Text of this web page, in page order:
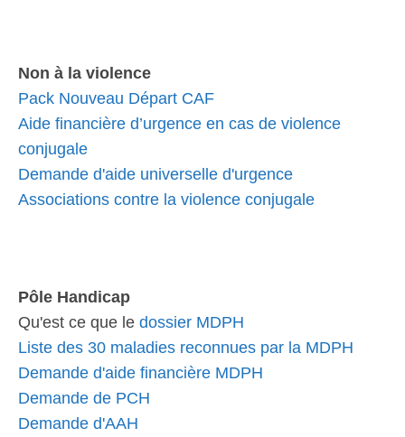
Non à la violence
Pack Nouveau Départ CAF
Aide financière d’urgence en cas de violence
conjugale
Demande d'aide universelle d'urgence
Associations contre la violence conjugale
Pôle Handicap
Qu'est ce que le dossier MDPH
Liste des 30 maladies reconnues par la MDPH
Demande d'aide financière MDPH
Demande de PCH
Demande d'AAH